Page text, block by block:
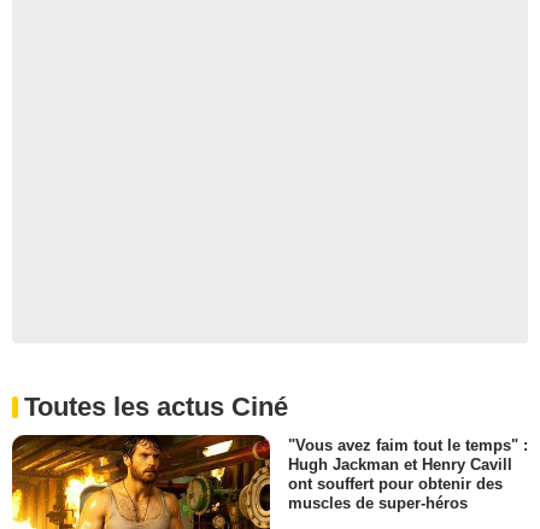
Toutes les actus Ciné
"Vous avez faim tout le temps" :
Hugh Jackman et Henry Cavill
ont souffert pour obtenir des
muscles de super-héros